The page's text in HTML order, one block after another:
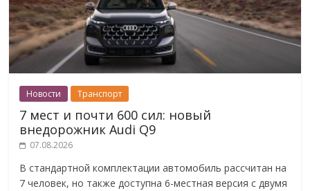
Новости Транспорт
7 мест и почти 600 сил: новый
внедорожник Audi Q9
07.08.2026
В стандартной комплектации автомобиль рассчитан на
7 человек, но также доступна 6-местная версия с двумя